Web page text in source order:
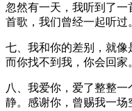
忽然有一天，我听到了
首歌，我们曾经一起听过
七、我和你的差别，就像
而你找不到我，你会回家
八、我爱你，爱了整整
静。感谢你，曾赐我一场